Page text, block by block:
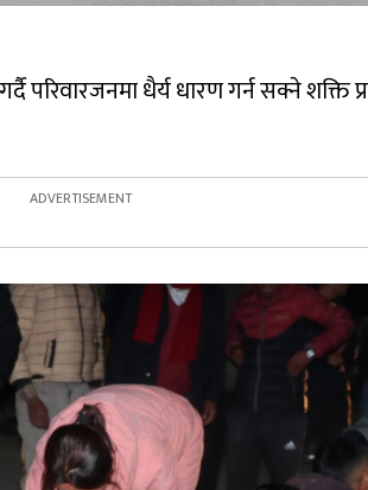
परिवारजनमा धैर्य धारण गर्न सक्ने शक्ति